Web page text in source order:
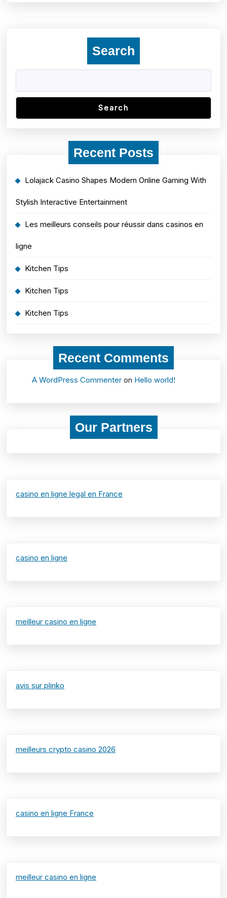
Search
Search
Recent Posts
Lolajack Casino Shapes Modern Online Gaming With
Stylish Interactive Entertainment
Les meilleurs conseils pour réussir dans casinos en
ligne
Kitchen Tips
Kitchen Tips
Kitchen Tips
Recent Comments
A WordPress Commenter on Hello world!
Our Partners
casino en ligne legal en France
casino en ligne
meilleur casino en ligne
avis sur plinko
meilleurs crypto casino 2026
casino en ligne France
meilleur casino en ligne